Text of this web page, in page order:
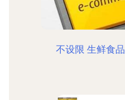
不设限 生鲜食